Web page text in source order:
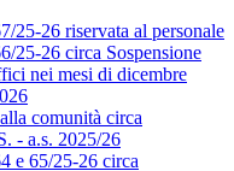
25-26 riservata al personale
25-26 circa Sospensione
nei mesi di dicembre
comunità circa
- a.s. 2025/26
e 65/25-26 circa